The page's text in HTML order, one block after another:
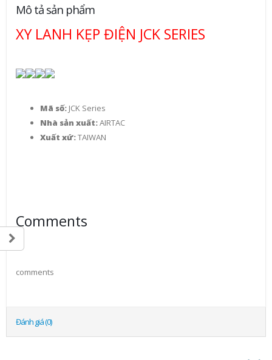
Mô tả sản phẩm
XY LANH KẸP ĐIỆN JCK SERIES
Mã số: JCK Series
Nhà sản xuất:AIRTAC
Xuất xứ:TAIWAN
Comments
comments
Đánh giá (0)